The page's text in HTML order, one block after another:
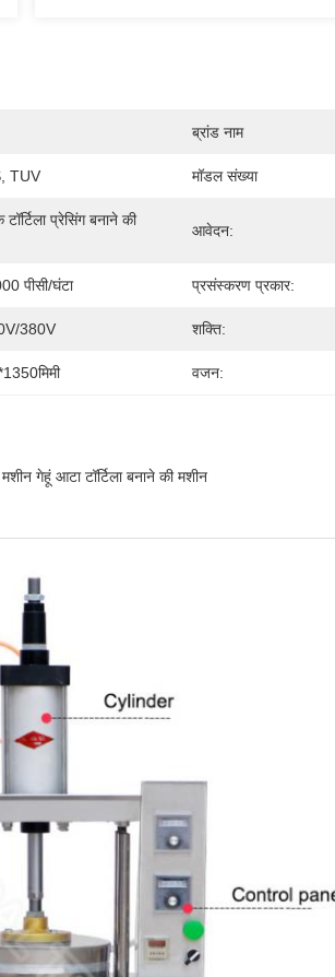
ब्रांड नाम
TUV मॉडल संख्या
प्रेसिंग बनाने की
आवेदन:
पीसी/घंटा प्रसंस्करण प्रकार:
380V शक्ति:
वजन:
गेहूं आटा टॉर्टिला बनाने की मशीन